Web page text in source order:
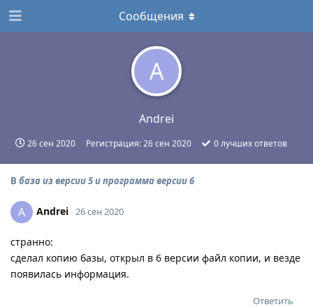
A
Andrei
26 сен 2020 Регистрация:26 сен 2020 0лучших ответов
Сообщения
В база из версии 5 и программа версии 6
A Andrei 26 сен 2020
странно:
сделал копию базы, открыл в 6 версии файл копии, и везде
появилась информация.
Ответить